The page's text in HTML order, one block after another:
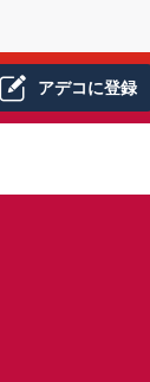
アデコに登録